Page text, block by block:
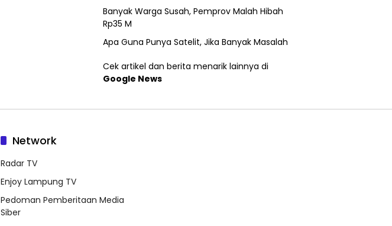
Banyak Warga Susah, Pemprov Malah Hibah
Rp35 M
Apa Guna Punya Satelit, Jika Banyak Masalah
Cek artikel dan berita menarik lainnya di
Google News
Network
Radar TV
Enjoy Lampung TV
Pedoman Pemberitaan Media
Siber